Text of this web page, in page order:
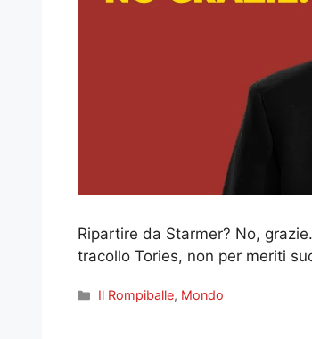
Ripartire da Starmer? No,
tracollo Tories, non per meriti
Categorie
Il Rompiballe, Mondo